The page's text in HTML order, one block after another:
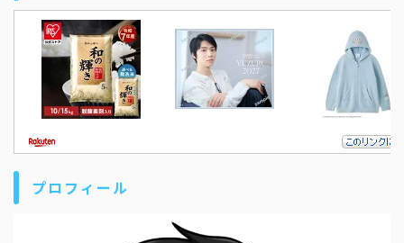
プロフィール